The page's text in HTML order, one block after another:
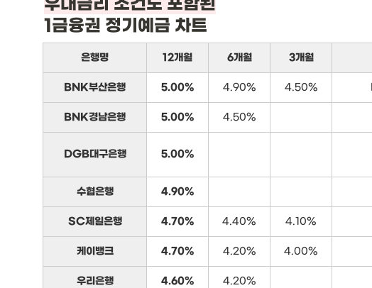
1금융권 정기예금 차트
은행명 12개월 6개월 3개월
BNK부산은행 5.00% 4.90% 4.50%
BNK경남은행 5.00% 4.50%
DGB대구은행 5.00%
수협은행 4.90%
SC제일은행 4.70% 4.40% 4.10%
케이뱅크 4.70% 4.20% 4.00%
우리은행 4.60% 4.20%